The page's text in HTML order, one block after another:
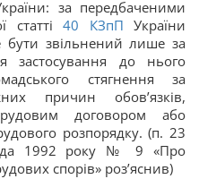
за передбаченими
40 КЗпП України
бути звільнений лише за
застосування до нього
стягнення за
причин обов’язків,
договором або
розпорядку. (п. 23
1992 року № 9 «Про
спорів» роз’яснив)